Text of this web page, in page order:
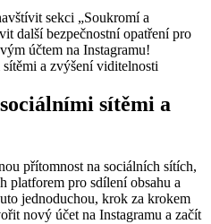
sekci „Soukromí a
další bezpečnostní opatření pro
účtem na Instagramu!
sítěmi a
přítomnost na sociálních sítích,
platforem pro sdílení obsahu a
jednoduchou, krok za krokem
nový účet na Instagramu a začít